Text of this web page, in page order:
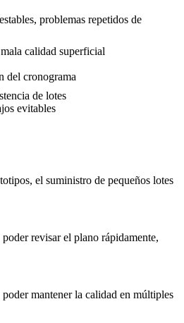
problemas repetidos de
calidad superficial
del cronograma
de lotes
evitables
el suministro de pequeños lotes
poder revisar el plano rápidamente,
poder mantener la calidad en múltiples